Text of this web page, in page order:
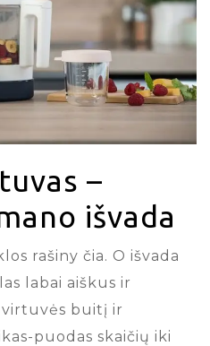
–
išvada
rašiny čia. O išvada
labai aiškus ir
virtuvės buitį ir
puodas skaičių iki